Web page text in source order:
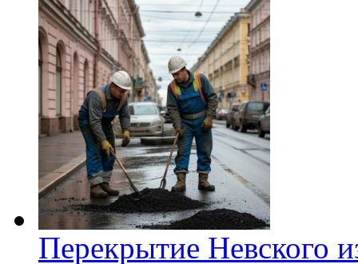
Перекрытие Невского